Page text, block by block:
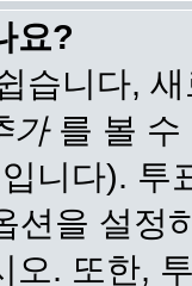
요?
습니다,
가를 볼 수
니다).
션을 설정
. 또한,